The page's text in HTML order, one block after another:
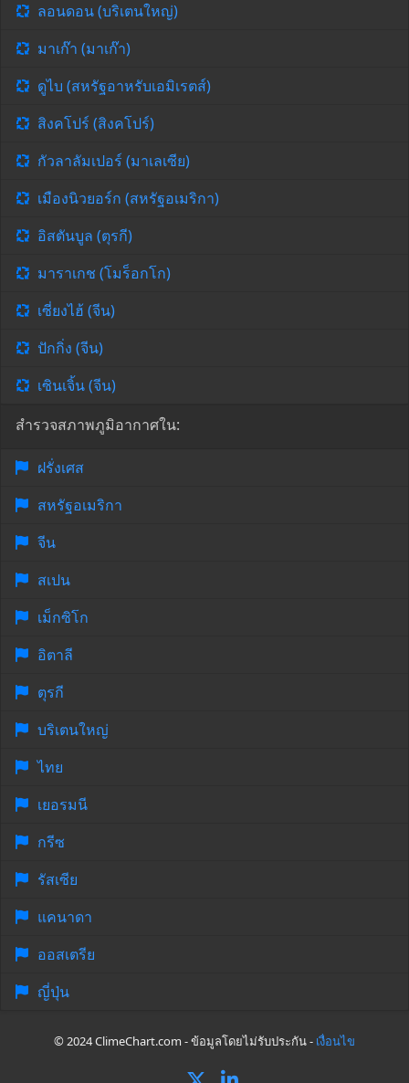
ลอนดอน (บริเตนใหญ่)
มาเก๊า (มาเก๊า)
ดูไบ (สหรัฐอาหรับเอมิเรตส์)
สิงคโปร์ (สิงคโปร์)
กัวลาลัมเปอร์ (มาเลเซีย)
เมืองนิวยอร์ก (สหรัฐอเมริกา)
อิสตันบูล (ตุรกี)
มาราเกช (โมร็อกโก)
เซี่ยงไฮ้ (จีน)
ปักกิ่ง (จีน)
เซินเจิ้น (จีน)
สำรวจสภาพภูมิอากาศใน:
ฝรั่งเศส
สหรัฐอเมริกา
จีน
สเปน
เม็กซิโก
อิตาลี
ตุรกี
บริเตนใหญ่
ไทย
เยอรมนี
กรีซ
รัสเซีย
แคนาดา
ออสเตรีย
ญี่ปุ่น
© 2024 ClimeChart.com - ข้อมูลโดยไม่รับประกัน - เงื่อนไข